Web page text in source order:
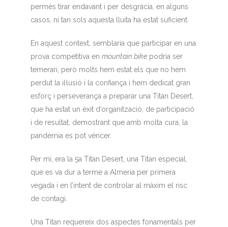
permès tirar endavant i per desgràcia, en alguns
casos, ni tan sols aquesta lluita ha estat suficient.
En aquest context, semblaria que participar en una
prova competitiva en mountain bikepodria ser
temerari, però molts hem estat els que no hem
perdut la il·lusió i la confiança i hem dedicat gran
esforç i perseverança a preparar una Titan Desert,
que ha estat un èxit d’organització, de participació
i de resultat, demostrant que amb molta cura, la
pandèmia es pot vèncer.
Per mi, era la 5a Titan Desert, una Titan especial,
que es va dur a terme a Almeria per primera
vegada i en l’intent de controlar al màxim el risc
de contagi.
Una Titan requereix dos aspectes fonamentals per